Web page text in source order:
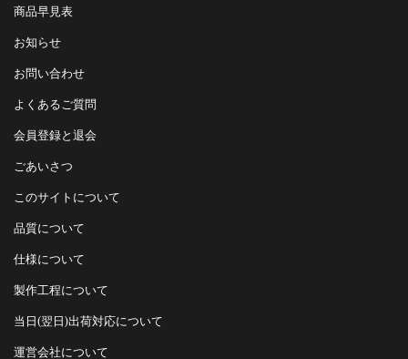
商品早見表
お知らせ
お問い合わせ
よくあるご質問
会員登録と退会
ごあいさつ
このサイトについて
品質について
仕様について
製作工程について
当日(翌日)出荷対応について
運営会社について